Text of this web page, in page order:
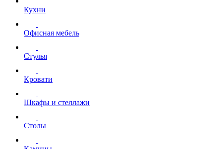
Кухни
Офисная мебель
Стулья
Кровати
Шкафы и стеллажи
Столы